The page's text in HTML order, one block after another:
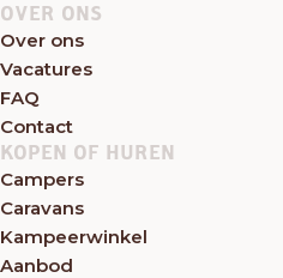
OVER ONS
Over ons
Vacatures
FAQ
Contact
KOPEN OF HUREN
Campers
Caravans
Kampeerwinkel
Aanbod